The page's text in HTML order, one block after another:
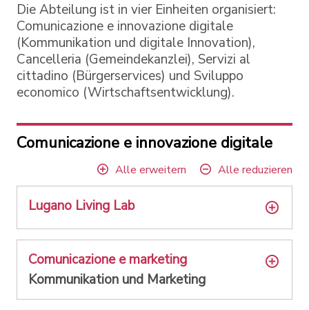
Die Abteilung ist in vier Einheiten organisiert:
Comunicazione e innovazione digitale
(Kommunikation und digitale Innovation),
Cancelleria (Gemeindekanzlei), Servizi al
cittadino (Bürgerservices) und Sviluppo
economico (Wirtschaftsentwicklung).
Comunicazione e innovazione digitale
Alle erweitern Alle reduzieren
Lugano Living Lab
Comunicazione e marketing
Kommunikation und Marketing